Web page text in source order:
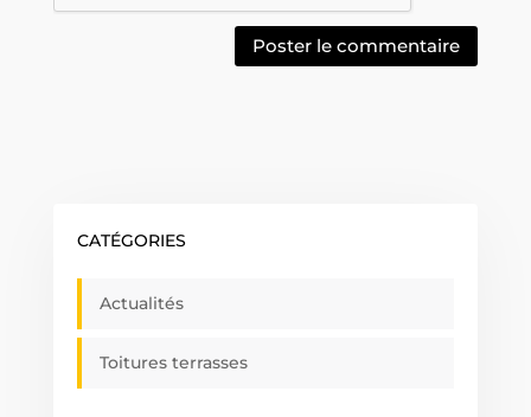
CATÉGORIES
Actualités
Toitures terrasses